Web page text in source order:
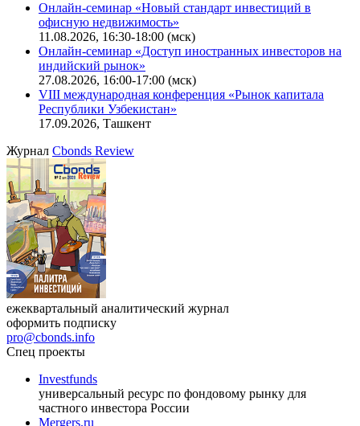
Поиск котировок облигаций
Ближайшие конференцииCbonds Congress
Онлайн-семинар «Новый стандарт инвестиций в
офисную недвижимость»
11.08.2026, 16:30-18:00 (мск)
Онлайн-семинар «Доступ иностранных инвесторов на
индийский рынок»
VIII международная конференция «Рынок капитала
Республики Узбекистан»
17.09.2026, Ташкент
ЖурналCbonds Review
ежеквартальный аналитический журнал
оформить подписку
pro@cbonds.info
Спец проекты